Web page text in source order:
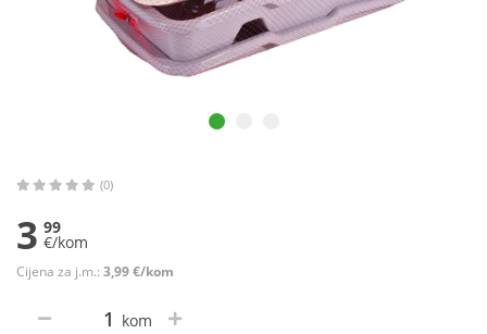
(0)
3 99
€/kom
Cijena za j.m.: 3,99 €/kom
kom